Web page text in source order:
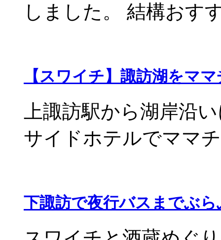
しました。 結構おす
【スワイチ】諏訪湖をマ
上諏訪駅から湖岸沿
サイドホテルでママ
下諏訪で夜行バスまでぶ